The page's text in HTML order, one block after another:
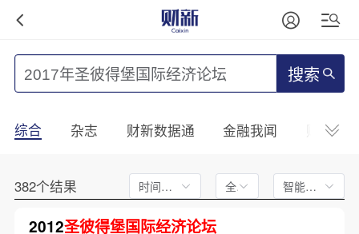
搜索
综合 杂志 财新数据通 金融我闻 财新
382个结果 时间不限 全文 智能排序
2012圣彼得堡国际经济论坛